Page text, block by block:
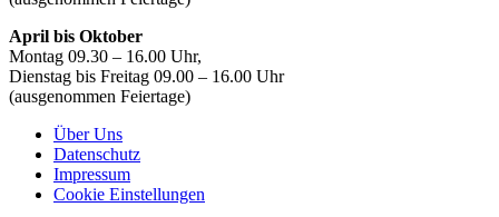
April bis Oktober
Montag 09.30 – 16.00 Uhr,
Dienstag bis Freitag 09.00 – 16.00 Uhr
(ausgenommen Feiertage)
Über Uns
Datenschutz
Impressum
Cookie Einstellungen